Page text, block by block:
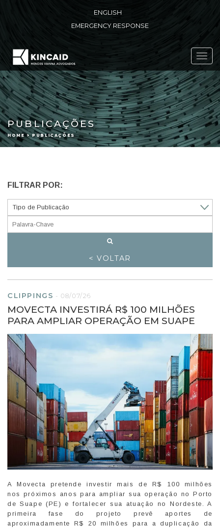
ENGLISH
EMERGENCY RESPONSE
PUBLICAÇÕES
HOME > PUBLICAÇÕES
FILTRAR POR:
< VOLTAR
CLIPPINGS -08/07/26
MOVECTA INVESTIRÁ R$ 100 MILHÕES
PARA AMPLIAR OPERAÇÃO EM SUAPE
A Movecta pretende investir mais de R$ 100 milhões
nos próximos anos para ampliar sua operação no Porto
de Suape (PE) e fortalecer sua atuação no Nordeste. A
primeira fase do projeto prevê aportes de
aproximadamente R$ 20 milhões para a duplicação da